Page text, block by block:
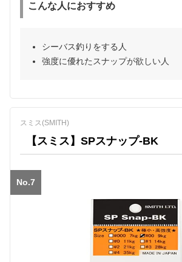
こんな人におすすめ
シーバス釣りをする人
強度に優れたスナップが欲しい人
スミス(SMITH)
【スミス】SPスナップ-BK
No.7